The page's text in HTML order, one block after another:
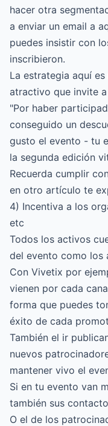
hacer otra
a enviar un email a
puedes insistir con
inscribieron.
La estrategia aquí
atractivo que invite
"Por haber
conseguido un
gusto el evento - tu
la segunda edición
Recuerda cumplir
en otro artículo te
4) Incentiva a los
etc
Todos los activos
del evento como los
Con Vivetix por
vienen por cada
forma que puedes
éxito de cada
También el ir
nuevos
mantener vivo el
Si en tu evento van
también sus
O el de los